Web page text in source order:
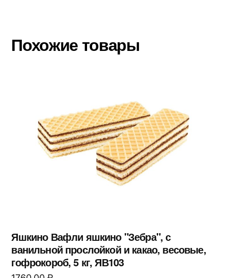
Похожие товары
Яшкино Вафли яшкино "Зебра", с
ванильной прослойкой и какао, весовые,
гофрокороб, 5 кг, ЯВ103